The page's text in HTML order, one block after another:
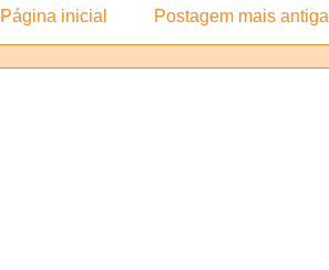
Postagem mais antiga
Página inicial